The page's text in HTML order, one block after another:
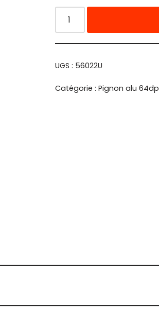
UGS : 56022U
Catégorie : Pignon alu 64dp